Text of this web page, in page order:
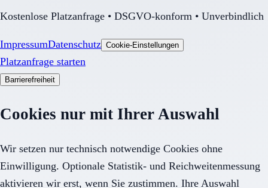
Kostenlose Platzanfrage • DSGVO-konform • Unverbindlich
ImpressumDatenschutz Cookie-Einstellungen
Platzanfrage starten
Barrierefreiheit
Cookies nur mit Ihrer Auswahl
Wir setzen nur technisch notwendige Cookies ohne
Einwilligung. Optionale Statistik- und Reichweitenmessung
aktivieren wir erst, wenn Sie zustimmen. Ihre Auswahl